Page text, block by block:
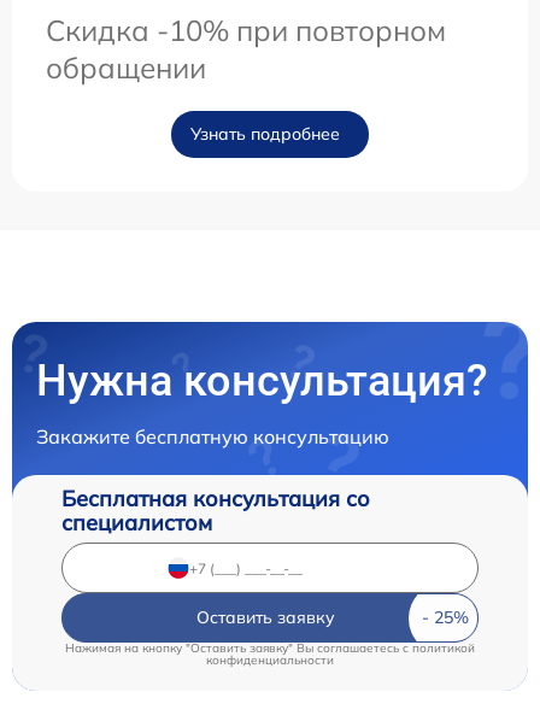
Скидка -10% при повторном
обращении
Узнать подробнее
Нужна консультация?
Закажите бесплатную консультацию
Бесплатная консультация со
специалистом
Оставить заявку
Нажимая на кнопку "Оставить заявку" Вы соглашаетесь c политикой
конфиденциальности